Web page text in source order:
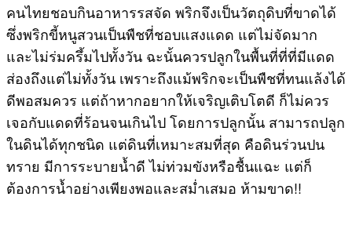
คนไทยชอบกินอาหารรสจัด พริกจึงเป็นวัตถุดิบที่ขาดได้
ซึ่งพริกขี้หนูสวนเป็นพืชที่ชอบแสงแดด แต่ไม่จัดมาก
และไม่ร่มครึ้มไปทั้งวัน ฉะนั้นควรปลูกในพื้นที่ที่ที่มีแดด
ส่องถึงแต่ไม่ทั้งวัน เพราะถึงแม้พริกจะเป็นพืชที่ทนแล้งได้
ดีพอสมควร แต่ถ้าหากอยากให้เจริญเติบโตดี ก็ไม่ควร
เจอกับแดดที่ร้อนจนเกินไป โดยการปลูกนั้น สามารถปลูก
ในดินได้ทุกชนิด แต่ดินที่เหมาะสมที่สุด คือดินร่วนปน
ทราย มีการระบายน้ำดี ไม่ท่วมขังหรือชื้นแฉะ แต่ก็
ต้องการน้ำอย่างเพียงพอและสม่ำเสมอ ห้ามขาด!!